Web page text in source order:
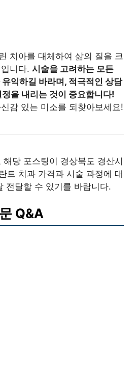
치아를 대체하여 삶의 질을 크
니다. 시술을 고려하는 모든
익하길 바라며, 적극적인 상담
을 내리는 것이 중요합니다!
감 있는 미소를 되찾아보세요!
당 포스팅이 경상북도 경산시
트 치과 가격과 시술 과정에 대
전달할 수 있기를 바랍니다.
Q&A